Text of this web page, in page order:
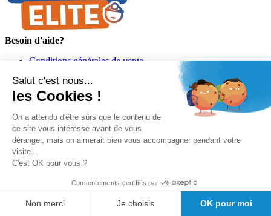
Besoin d'aide?
Conditions générales de vente
Informations légales
Informations de livraison
Suivre mon colis
Informations de paiement
Materiovigilance
Programme de fidélité GIRODMED+
Salut c'est nous...
les Cookies !
On a attendu d'être sûrs que le contenu de
ce site vous intéresse avant de vous
déranger, mais on aimerait bien vous accompagner pendant votre
visite...
C'est OK pour vous ?
Consentements certifiés par
Non merci Je choisis OK pour moi